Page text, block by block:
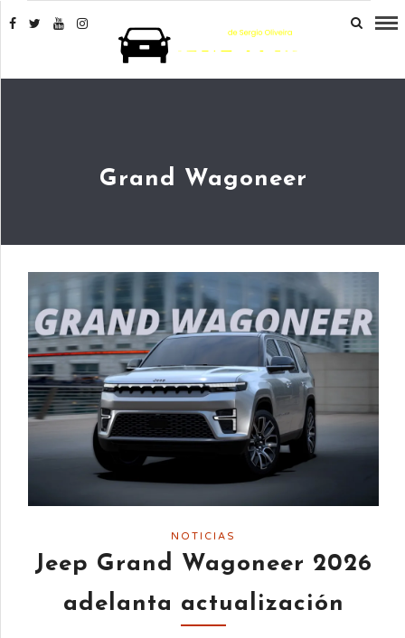
Grand Wagoneer
NOTICIAS
Jeep Grand Wagoneer 2026
adelanta actualización